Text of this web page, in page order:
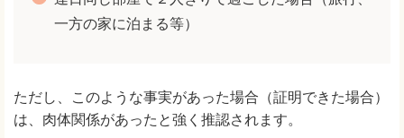
一方の家に泊まる等）
ただし、このような事実があった場合（証明できた場合）
は、肉体関係があったと強く推認されます。